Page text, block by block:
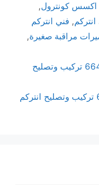
اكسس كونترول,
, فني انتركم
مراقبة صغيرة,
فني انتركم الشهداء 66428585 تركيب وتصليح
فني انتركم الري 66428585 تركيب وتصليح انتركم